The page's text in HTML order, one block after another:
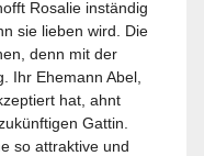
Rosalie inständig
sie lieben wird. Die
denn mit der
Ihr Ehemann Abel,
hat, ahnt
Gattin.
so attraktive und